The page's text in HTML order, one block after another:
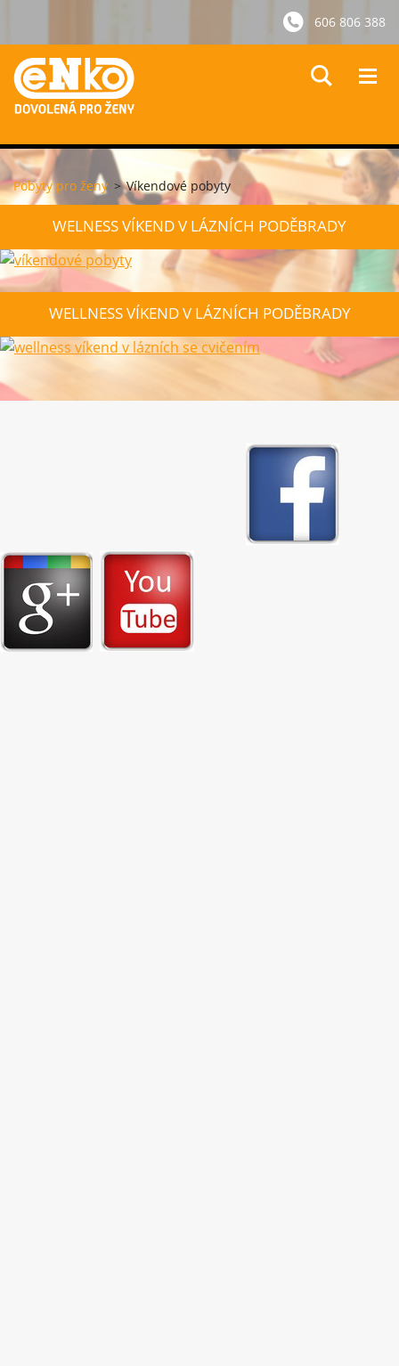
606 806 388
Pobyty pro ženy > Víkendové pobyty
WELNESS VÍKEND V LÁZNÍCH PODĚBRADY
WELLNESS VÍKEND V LÁZNÍCH PODĚBRADY